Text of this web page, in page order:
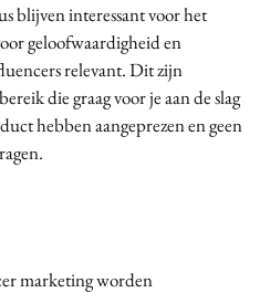
blijven interessant voor het
geloofwaardigheid en
relevant. Dit zijn
die graag voor je aan de slag
hebben aangeprezen en geen
marketing worden